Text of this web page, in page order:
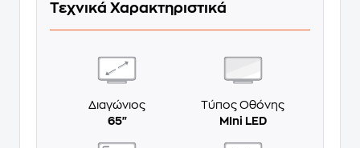
Τεχνικά Χαρακτηριστικά
Διαγώνιος
65"
Τύπος Οθόνης
MIni LED